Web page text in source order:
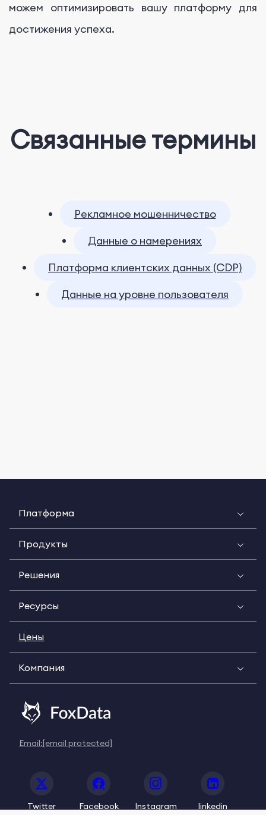
можем оптимизировать вашу платформу для
достижения успеха.
Связанные термины
Рекламное мошенничество
Данные о намерениях
Платформа клиентских данных (CDP)
Данные на уровне пользователя
Платформа
Продукты
Решения
Ресурсы
Цены
Компания
Email:[email protected]
Twitter Facebook Instagram linkedin